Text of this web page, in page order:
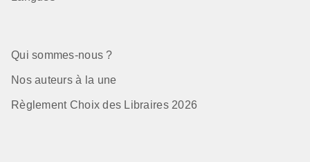
Qui sommes-nous ?
Nos auteurs à la une
Règlement Choix des Libraires 2026